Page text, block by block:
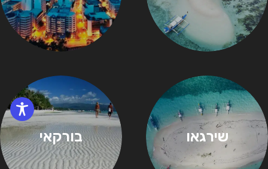
שירגאו בורקאי